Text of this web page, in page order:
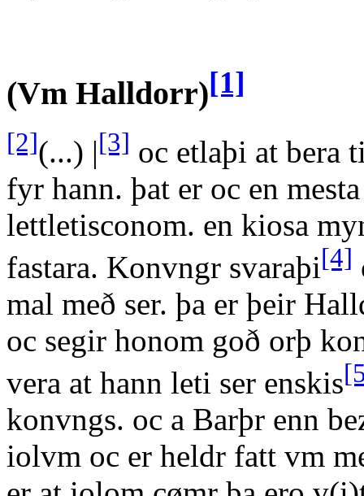
(Vm Halldorr)[1]
[2](...) |[3] oc etlaþi at bera
fyr hann. þat er oc en
lettletisconom. en kiosa
fastara. Konvngr svaraþi[4]
mal með ser. þa er þeir
oc segir honom goð orþ
vera at hann leti ser enskis
konvngs. oc a Barþr enn
iolvm oc er heldr fatt vm